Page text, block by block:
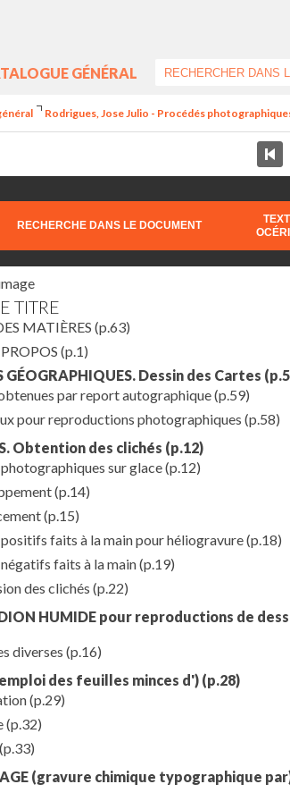
GÉNÉRAL
Rodrigues, Jose Julio - Procédés
RECHERCHE DANS LE DOCUMENT
TITRE
MATIÈRES (p.63)
(p.1)
GÉOGRAPHIQUES. Dessin des Cartes
par report autographique(p.59)
pour reproductions photographiques (p.58)
Obtention des clichés (p.12)
sur glace(p.12)
(p.14)
(p.15)
faits à la main pour héliogravure(p.18)
faits à la main(p.19)
des clichés (p.22)
HUMIDE pour reproductions de
diverses (p.16)
des feuilles minces d') (p.28)
(p.29)
(p.32)
(p.33)
(gravure chimique typographique